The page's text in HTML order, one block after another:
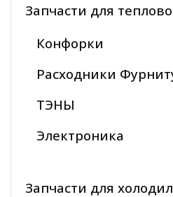
Запчасти для
Конфорки
Расходники
ТЭНЫ
Электроника
Запчасти для